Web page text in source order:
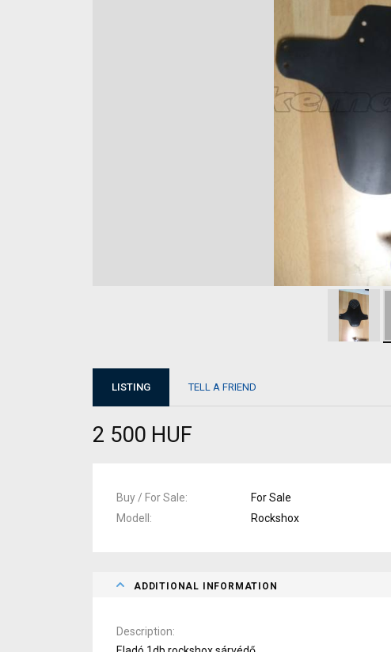
LISTING TELL A FRIEND
2 500 HUF
Buy / For Sale For Sale
Modell
Rockshox
ADDITIONAL INFORMATION
Description